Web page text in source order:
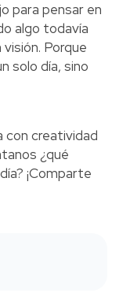
para pensar en
algo todavía
Porque
solo día, sino
con creatividad
¿qué
¡Comparte